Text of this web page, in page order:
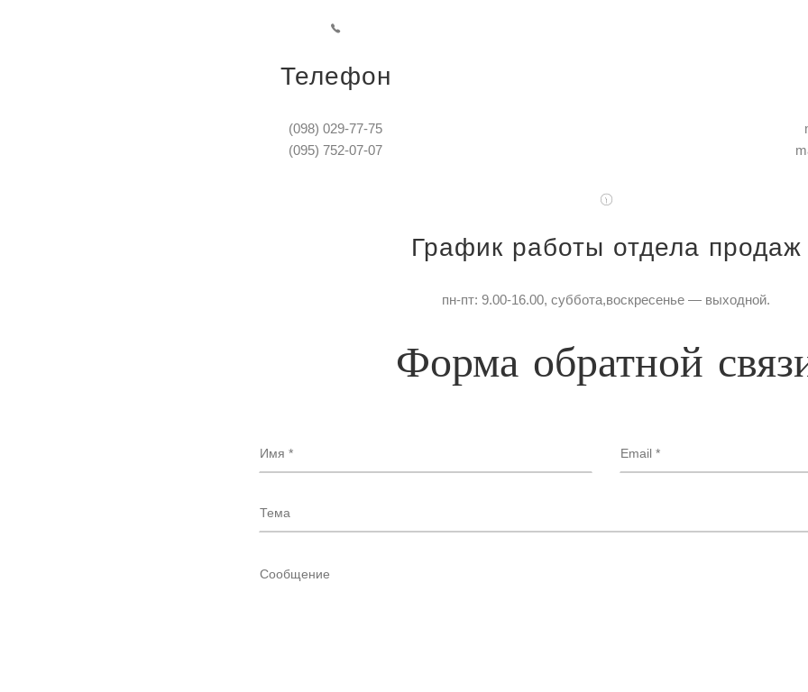
Телефон
(098) 029-77-75
(095) 752-07-07
График работы отдела продаж
пн-пт: 9.00-16.00, суббота,воскресенье — выходной.
Форма обратной